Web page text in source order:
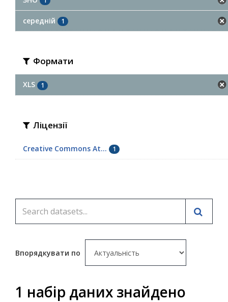
середній 1
Формати
XLS 1
Ліцензії
Creative Commons At... 1
Впорядкувати по
1 набір даних знайдено